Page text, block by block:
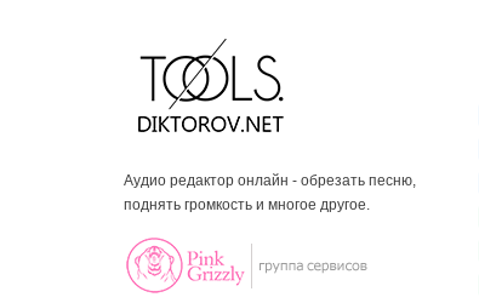
Аудио редактор онлайн - обрезать песню,
поднять громкость и многое другое.